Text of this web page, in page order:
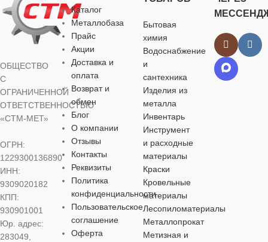
однорычажный
Ростовская Мануфактура
Сантехники
да
ДЛИНА ИЗЛИВА
350 мм
МАТЕРИАЛ
ГАРАНТИЯ
Гарантия производителя
5 лет
ТИП СМЕСИТЕЛЯ
БРЕНД
Мануфактура
Сантехники
однорычажный
БРЕНД
Сантехники
АЭРАТОР
МАТЕРИАЛ
цинковый сплав
ДЛИНА ИЗЛИВА
БРЕНД
Ростовская
ОБЩЕСТВО
С
ОГРАНИЧЕННОЙ
ОТВЕТСТВЕННОСТЬЮ
«СТМ-МЕТ»
ОГРН:
1229300136890
ИНН:
9309020182
КПП:
930901001
Юр. адрес:
283049,
Каталог
Металлобаза
Прайс
Акции
Доставка и
оплата
Возврат и
обмен
Блог
О компании
Отзывы
Контакты
Реквизиты
Политика
конфиденциальности
Пользовательское
соглашение
Оферта
Бытовая
химия
Водоснабжение
и
сантехника
Изделия из
металла
Инвентарь
Инструмент
и расходные
материалы
Краски
Кровельные
материалы
Лесопиломатериалы
Металлопрокат
Метизная и